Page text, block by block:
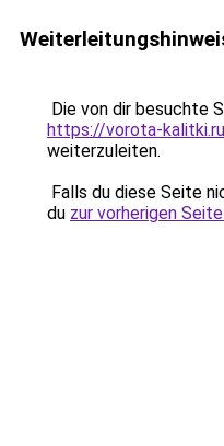
Die von dir besuchte
https://vorota-
weiterzuleiten.
Falls du diese Seite
du zur vorherigen